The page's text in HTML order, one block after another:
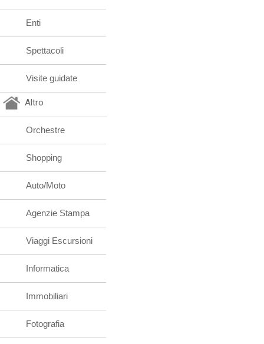
Enti
Spettacoli
Visite guidate
Altro
Orchestre
Shopping
Auto/Moto
Agenzie Stampa
Viaggi Escursioni
Informatica
Immobiliari
Fotografia